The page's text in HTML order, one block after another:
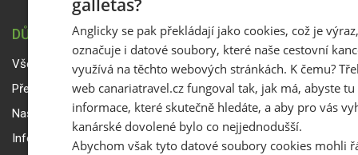
DŮLEŽITÉ INFORMACE
Všeobecné smluvní podmínky a reklamační řád
Přepravní podmínky Smartwings
Nastavení a ochrana soukromí
Informace k rezervaci zájezdu
Anglicky se pak překládají jako cookies, což je
označuje i datové soubory, které naše cestovní
využívá na těchto webových stránkách. K čemu?
web canariatravel.cz fungoval tak, jak má, abyste
informace, které skutečně hledáte, a aby pro vás
kanárské dovolené bylo co nejjednodušší.
Abychom však tyto datové soubory cookies mohli